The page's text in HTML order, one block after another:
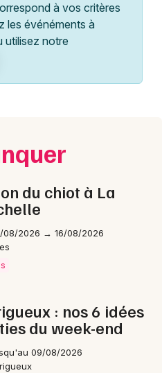
à vos critères
les événéments à
utilisez notre
du chiot à La
08/2026 → 16/08/2026
: nos 6 idées
du week-end
09/08/2026